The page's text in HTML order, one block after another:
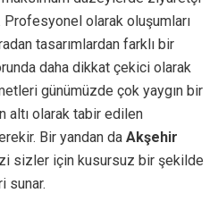
olarak oluşumları
tasarımlardan farklı bir
daha dikkat çekici olarak
günümüzde çok yaygın bir
altı olarak tabir edilen
Bir yandan da Akşehir
sizler için kusursuz bir şekilde
sunar.